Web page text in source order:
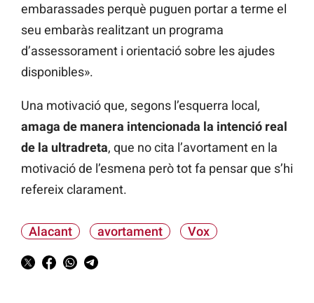
embarassades perquè puguen portar a terme el
seu embaràs realitzant un programa
d’assessorament i orientació sobre les ajudes
disponibles».
Una motivació que, segons l’esquerra local,
amaga de manera intencionada la intenció real
de la ultradreta, que no cita l’avortament en la
motivació de l’esmena però tot fa pensar que s’hi
refereix clarament.
Alacant avortament Vox